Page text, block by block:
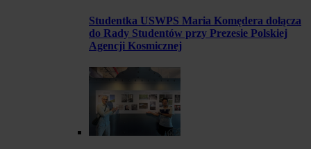
Studentka USWPS Maria Komędera dołącza
do Rady Studentów przy Prezesie Polskiej
Agencji Kosmicznej